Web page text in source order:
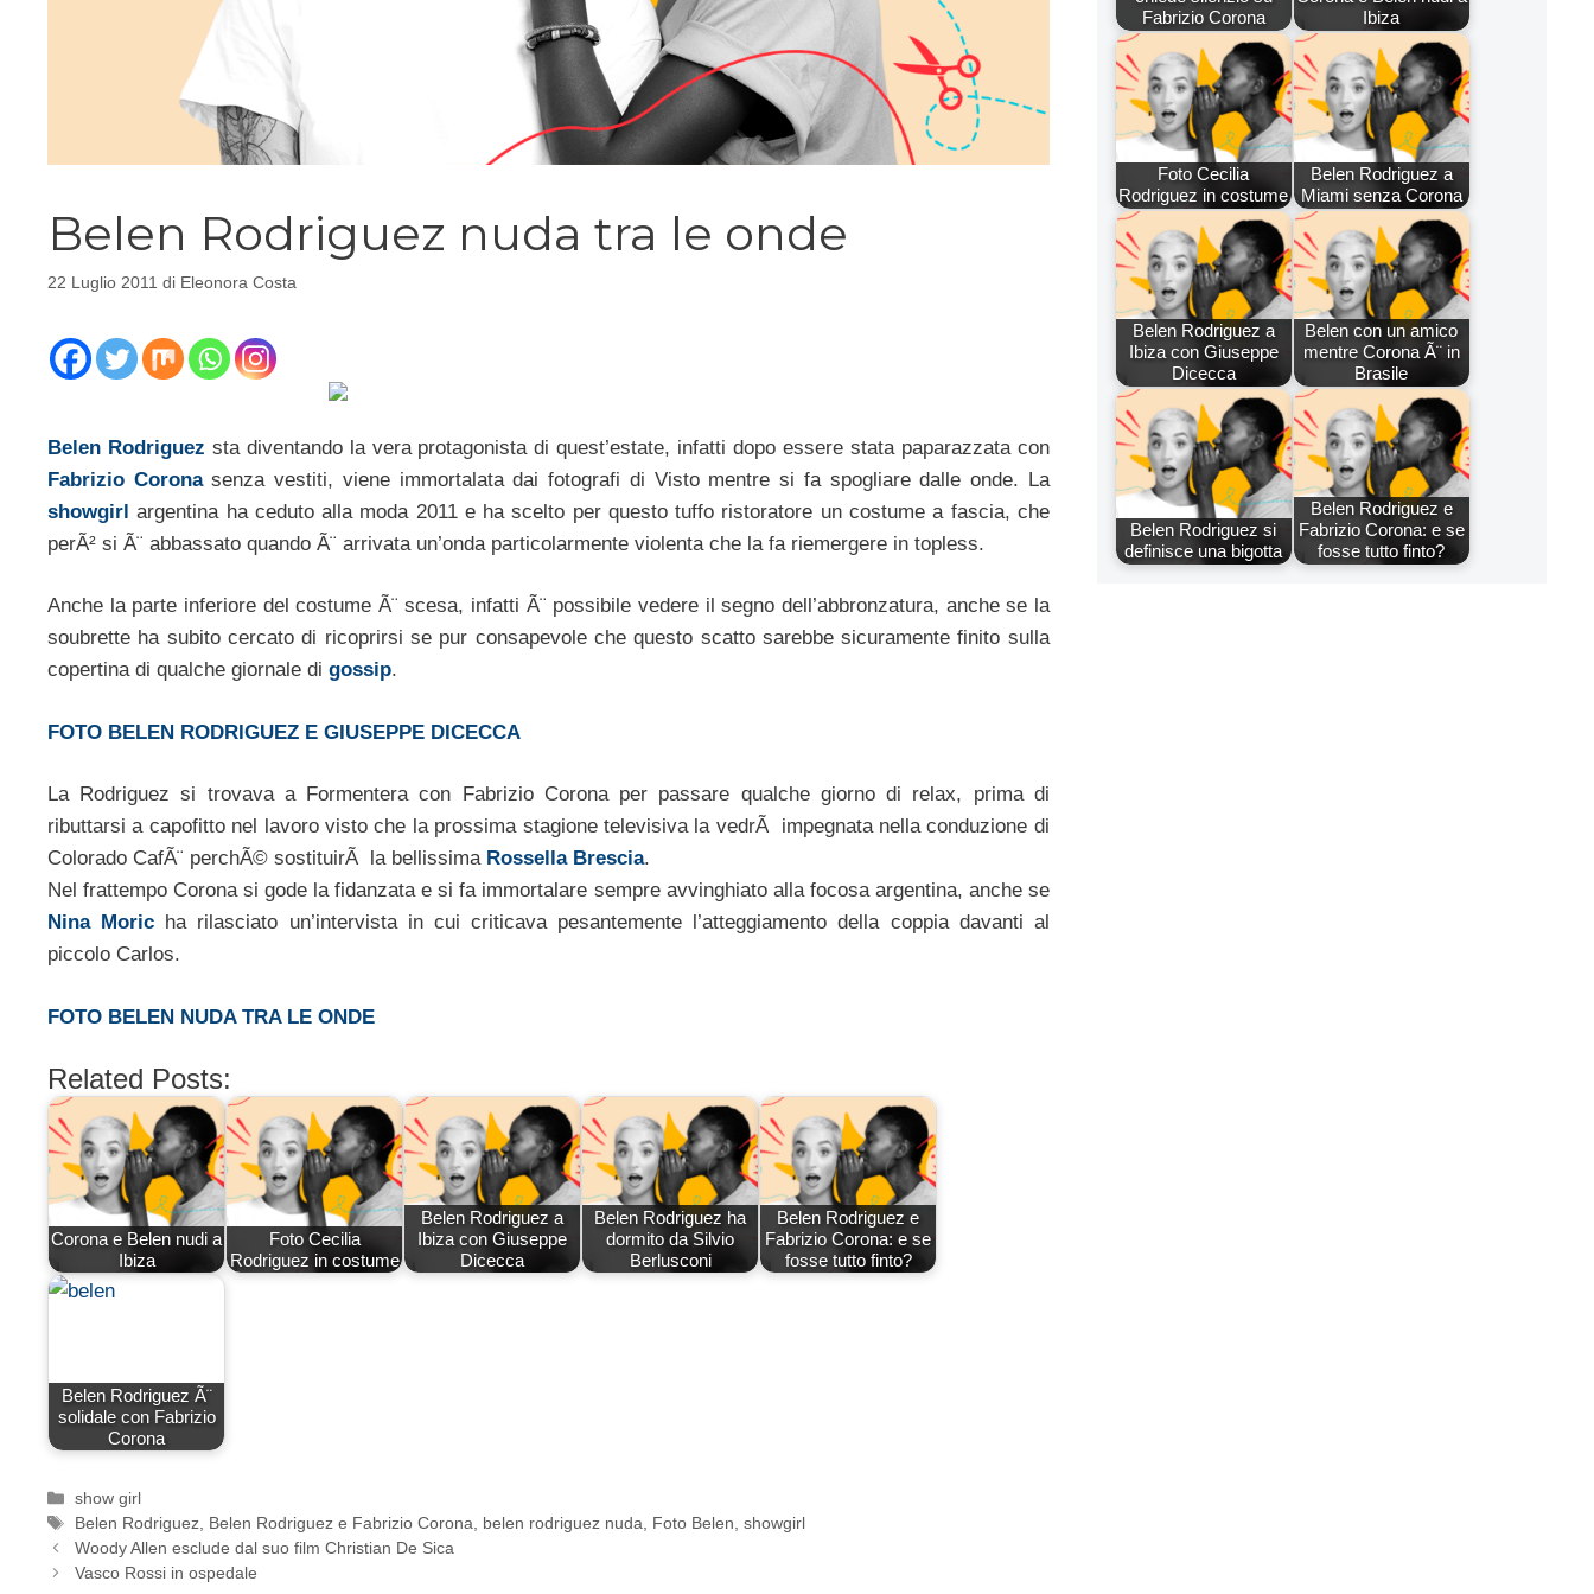
Belen Rodriguez nuda tra le onde
22 Luglio 2011 di Eleonora Costa
Belen Rodriguez sta diventando la vera protagonista di quest’estate, infatti dopo essere stata paparazzata con
Fabrizio Coronasenza vestiti, viene immortalata dai fotografi di Visto mentre si fa spogliare dalle onde. La
showgirl argentina ha ceduto alla moda 2011 e ha scelto per questo tuffo ristoratore un costume a fascia, che
perÃ² si Ã¨ abbassato quando Ã¨ arrivata un’onda particolarmente violenta che la fa riemergere in topless.
Anche la parte inferiore del costume Ã¨ scesa, infatti Ã¨ possibile vedere il segno dell’abbronzatura, anche se la
soubrette ha subito cercato di ricoprirsi se pur consapevole che questo scatto sarebbe sicuramente finito sulla
copertina di qualche giornale di gossip.
FOTO BELEN RODRIGUEZ E GIUSEPPE DICECCA
La Rodriguez si trovava a Formentera con Fabrizio Corona per passare qualche giorno di relax, prima di
ributtarsi a capofitto nel lavoro visto che la prossima stagione televisiva la vedrÃ impegnata nella conduzione di
Colorado CafÃ¨ perchÃ© sostituirÃ la bellissima Rossella Brescia.
Nel frattempo Corona si gode la fidanzata e si fa immortalare sempre avvinghiato alla focosa argentina, anche se
Nina Moric ha rilasciato un’intervista in cui criticava pesantemente l’atteggiamento della coppia davanti al
piccolo Carlos.
FOTO BELEN NUDA TRA LE ONDE
Related Posts:
Corona e Belen nudi a
Ibiza
Foto Cecilia
Rodriguez in costume
Belen Rodriguez a
Ibiza con Giuseppe
Dicecca
Belen Rodriguez ha
dormito da Silvio
Berlusconi
Belen Rodriguez e
Fabrizio Corona: e se
fosse tutto finto?
Belen Rodriguez Ã¨
solidale con Fabrizio
Corona
Categorie
show girl
Tag
Belen Rodriguez, Belen Rodriguez e Fabrizio Corona, belen rodriguez nuda, Foto Belen,showgirl
Woody Allen esclude dal suo film Christian De Sica
Vasco Rossi in ospedale
Fabrizio Corona
Ibiza
Foto Cecilia
Rodriguez in costume
Belen Rodriguez a
Miami senza Corona
Belen Rodriguez a
Ibiza con Giuseppe
Dicecca
Belen con un amico
mentre Corona Ã¨ in
Brasile
Belen Rodriguez si
definisce una bigotta
Belen Rodriguez e
Fabrizio Corona: e se
fosse tutto finto?